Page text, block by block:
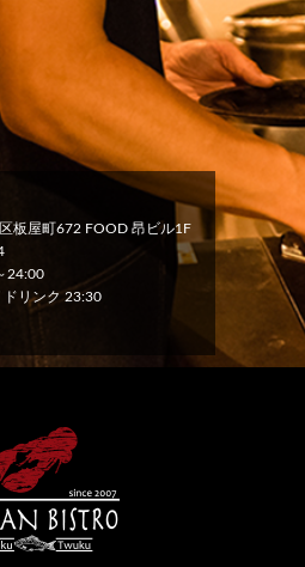
板屋町672 FOOD 昂ビル1F
24:00
リンク 23:30